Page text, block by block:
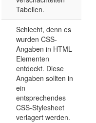
Tabellen.
Schlecht, denn es
wurden CSS-
Angaben in HTML-
Elementen
entdeckt. Diese
Angaben sollten in
ein
entsprechendes
CSS-Stylesheet
verlagert werden.